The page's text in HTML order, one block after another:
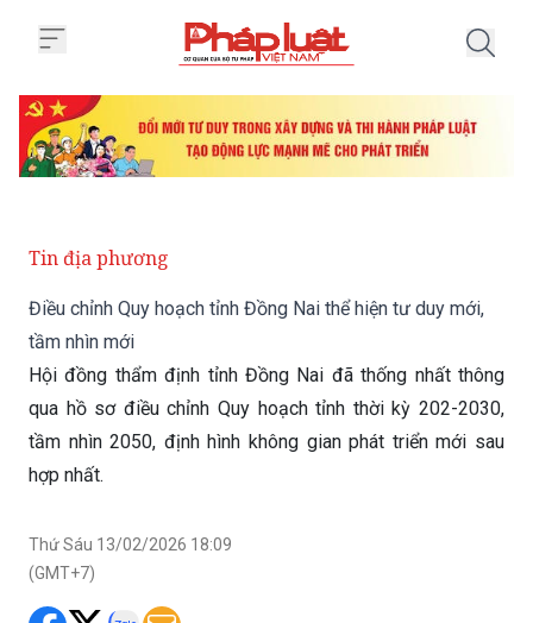
Tin địa phương
Điều chỉnh Quy hoạch tỉnh Đồng Nai thể hiện tư duy mới,
tầm nhìn mới
Hội đồng thẩm định tỉnh Đồng Nai đã thống nhất thông
qua hồ sơ điều chỉnh Quy hoạch tỉnh thời kỳ 202-2030,
tầm nhìn 2050, định hình không gian phát triển mới sau
hợp nhất.
Thứ Sáu 13/02/2026 18:09
(GMT+7)